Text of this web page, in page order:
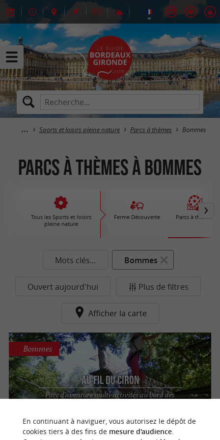
Sports et loisirs pleine nature Parcs à thèmes Bommes
Parcs à thèmes à Bommes
Tous les Sports et loisirs
pleine nature
Ferme Découverte Parcs à thèmes
Mots clés... Bommes
Ouvert aujourd'hui Plus de filtres
Afficher la carte
Au Fil du Ciron
Parc d'aventure multi-activités au bord des
Bommes
En continuant à naviguer, vous autorisez le dépôt de
cookies tiers à des fins de mesure d'audience.